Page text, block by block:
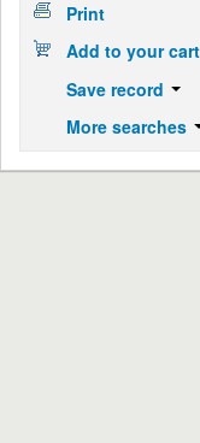
Print
Add to your cart
Save record
More searches